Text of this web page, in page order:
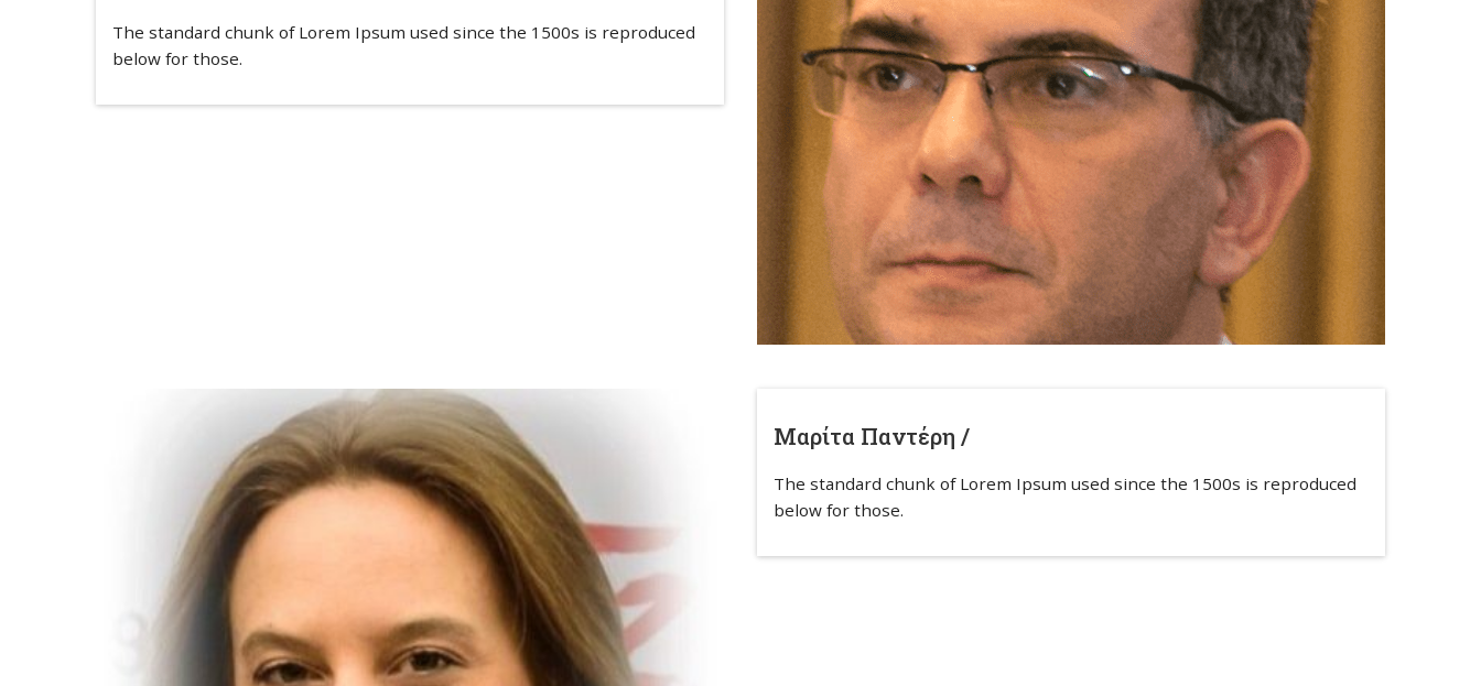
The standard chunk of Lorem Ipsum used since the 1500s is reproduced
below for those.
Μαρίτα Παντέρη /
The standard chunk of Lorem Ipsum used since the 1500s is reproduced
below for those.